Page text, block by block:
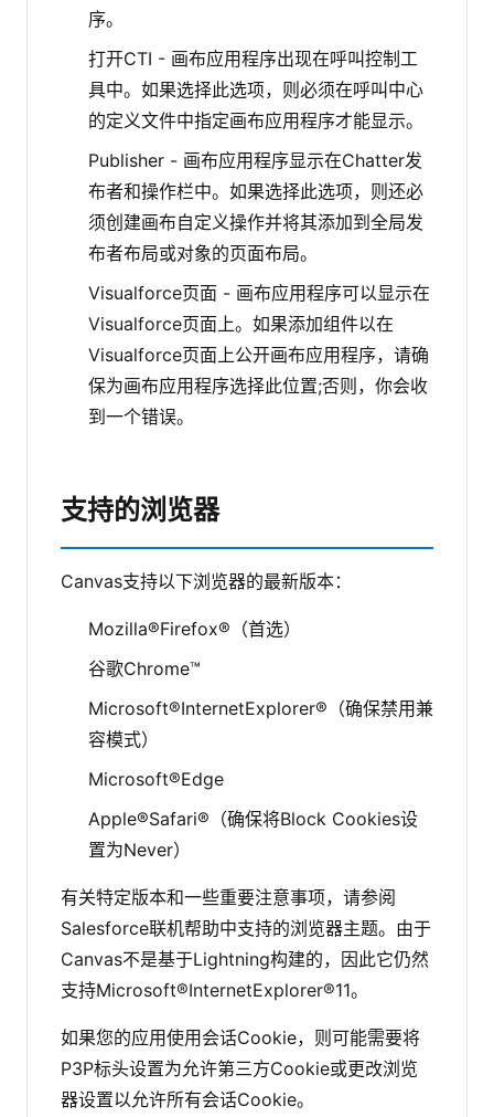
序。
打开CTI - 画布应用程序出现在呼叫控制工
具中。如果选择此选项，则必须在呼叫中心
的定义文件中指定画布应用程序才能显示。
Publisher - 画布应用程序显示在Chatter发
布者和操作栏中。如果选择此选项，则还必
须创建画布自定义操作并将其添加到全局发
布者布局或对象的页面布局。
Visualforce页面 - 画布应用程序可以显示在
Visualforce页面上。如果添加组件以在
Visualforce页面上公开画布应用程序，请确
保为画布应用程序选择此位置;否则，你会收
到一个错误。
支持的浏览器
Canvas支持以下浏览器的最新版本：
Mozilla®Firefox®（首选）
谷歌Chrome™
Microsoft®InternetExplorer®（确保禁用兼
容模式）
Microsoft®Edge
Apple®Safari®（确保将Block Cookies设
置为Never）
有关特定版本和一些重要注意事项，请参阅
Salesforce联机帮助中支持的浏览器主题。由于
Canvas不是基于Lightning构建的，因此它仍然
支持Microsoft®InternetExplorer®11。
如果您的应用使用会话Cookie，则可能需要将
P3P标头设置为允许第三方Cookie或更改浏览
器设置以允许所有会话Cookie。